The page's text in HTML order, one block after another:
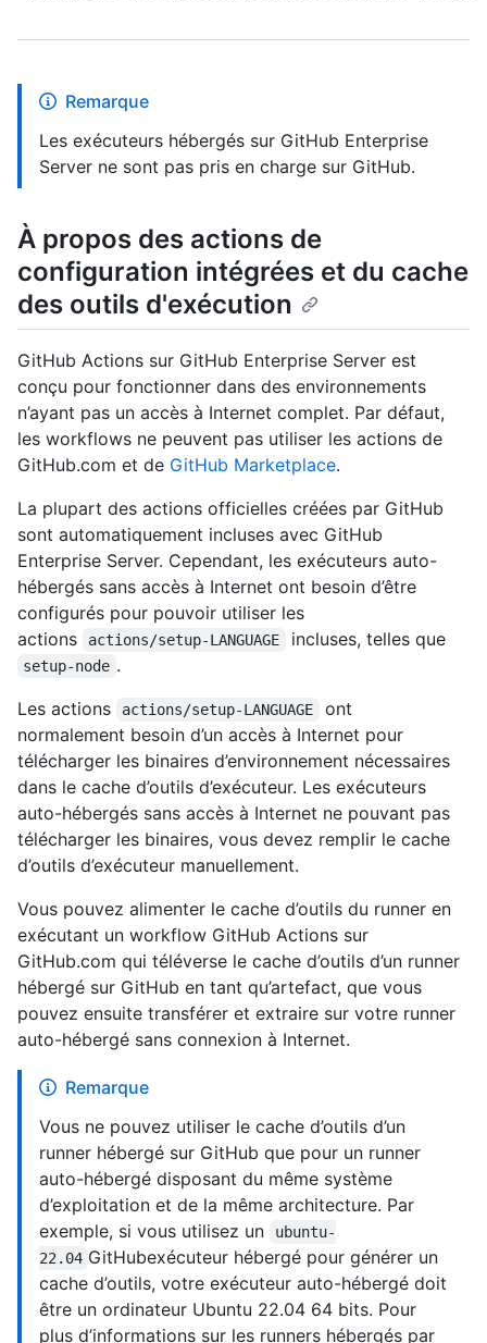
Remarque
Les exécuteurs hébergés sur GitHub Enterprise
Server ne sont pas pris en charge sur GitHub.
À propos des actions de
configuration intégrées et du cache
des outils d'exécution
GitHub Actions sur GitHub Enterprise Server est
conçu pour fonctionner dans des environnements
n’ayant pas un accès à Internet complet. Par défaut,
les workflows ne peuvent pas utiliser les actions de
GitHub.com et de GitHub Marketplace.
La plupart des actions officielles créées par GitHub
sont automatiquement incluses avec GitHub
Enterprise Server. Cependant, les exécuteurs auto-
hébergés sans accès à Internet ont besoin d’être
configurés pour pouvoir utiliser les
actions
actions/setup-LANGUAGE incluses, telles que
setup-node .
Les actions
actions/setup-LANGUAGE
ont
normalement besoin d’un accès à Internet pour
télécharger les binaires d’environnement nécessaires
dans le cache d’outils d’exécuteur. Les exécuteurs
auto-hébergés sans accès à Internet ne pouvant pas
télécharger les binaires, vous devez remplir le cache
d’outils d’exécuteur manuellement.
Vous pouvez alimenter le cache d’outils du runner en
exécutant un workflow GitHub Actions sur
GitHub.com qui téléverse le cache d’outils d’un runner
hébergé sur GitHub en tant qu’artefact, que vous
pouvez ensuite transférer et extraire sur votre runner
auto-hébergé sans connexion à Internet.
Remarque
Vous ne pouvez utiliser le cache d’outils d’un
runner hébergé sur GitHub que pour un runner
auto-hébergé disposant du même système
d’exploitation et de la même architecture. Par
exemple, si vous utilisez un
ubuntu-
22.04 GitHubexécuteur hébergé pour générer un
cache d’outils, votre exécuteur auto-hébergé doit
être un ordinateur Ubuntu 22.04 64 bits. Pour
plus d’informations sur les runners hébergés par